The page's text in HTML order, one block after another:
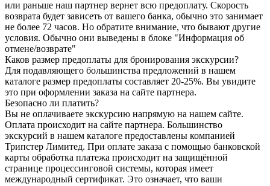
или раньше наш партнер вернет всю предоплату. Скорость
возврата будет зависеть от вашего банка, обычно это занимает
не более 72 часов. Но обратите внимание, что бывают другие
условия. Обычно они выведены в блоке "Информация об
отмене/возврате"
Каков размер предоплаты для бронирования экскурсии?
Для подавляющего большинства предложений в нашем
каталоге размер предоплаты составляет 20-25%. Вы увидите
это при оформлении заказа на сайте партнера.
Безопасно ли платить?
Вы не оплачиваете экскурсию напрямую на нашем сайте.
Оплата происходит на сайте партнера. Большинство
экскурсий в нашем каталоге предоставлены компанией
Трипстер Лимитед. При оплате заказа с помощью банковской
карты обработка платежа происходит на защищённой
странице процессинговой системы, которая имеет
международный сертификат. Это означает, что ваши